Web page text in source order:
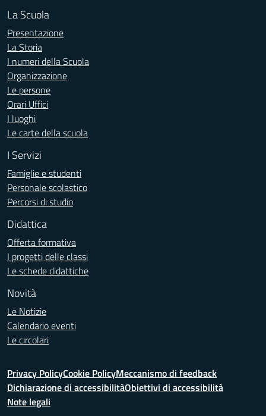
La Scuola
Presentazione
La Storia
I numeri della Scuola
Organizzazione
Le persone
Orari Uffici
I luoghi
Le carte della scuola
I Servizi
Famiglie e studenti
Personale scolastico
Percorsi di studio
Didattica
Offerta formativa
I progetti delle classi
Le schede didattiche
Novità
Le Notizie
Calendario eventi
Le circolari
Privacy PolicyCookie PolicyMeccanismo di feedback
Dichiarazione di accessibilitàObiettivi di accessibilità
Note legali